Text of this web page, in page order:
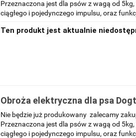
Przeznaczona jest dla psów z wagą od
ciągłego i pojedynczego impulsu, oraz
Ten produkt jest aktualnie
Obroża elektryczna dla psa
Nie będzie już produkowany zalecamy
Przeznaczona jest dla psów z wagą od
ciągłego i pojedynczego impulsu, oraz